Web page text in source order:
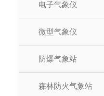
电子气象仪
微型气象仪
防爆气象站
森林防火气象站